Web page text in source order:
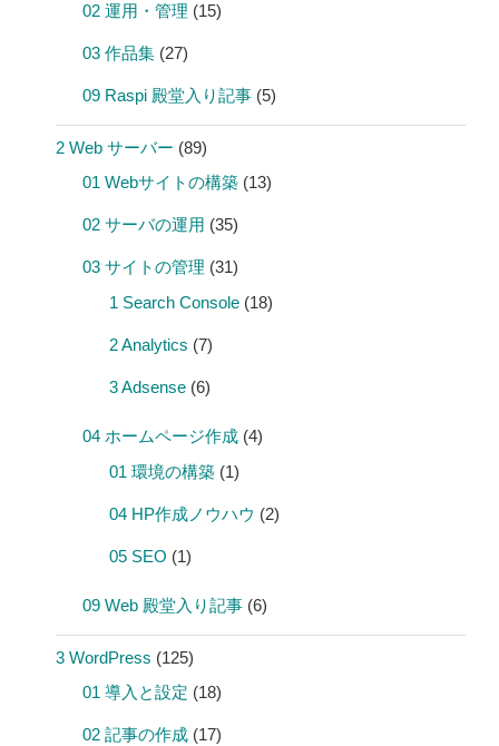
02 運用・管理 (15)
03 作品集 (27)
09 Raspi 殿堂入り記事 (5)
2 Web サーバー (89)
01 Webサイトの構築 (13)
02 サーバの運用 (35)
03 サイトの管理 (31)
1 Search Console (18)
2 Analytics (7)
3 Adsense (6)
04 ホームページ作成 (4)
01 環境の構築 (1)
04 HP作成ノウハウ (2)
05 SEO (1)
09 Web 殿堂入り記事 (6)
3 WordPress (125)
01 導入と設定 (18)
02 記事の作成 (17)